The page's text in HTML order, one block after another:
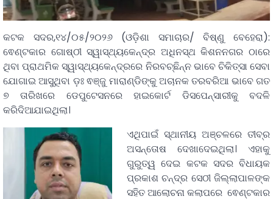
କଟକ ସଦର,୧୪/୦୫/୨୦୨୬ (ଓଡ଼ିଶା ସମାଚାର/ ବିଷ୍ଣୁ ବେହେରା):
ଵେଣ୍ଟକାର ଗୋଷ୍ଠୀ ସ୍ୱାସ୍ଥ୍ୟକେନ୍ଦ୍ର ଅଧିନସ୍ଥ କିଶନନଗର ଠାରେ
ଥିବା ପ୍ରାଥମିକ ସ୍ୱାସ୍ଥ୍ୟକେନ୍ଦ୍ରରେ ନିରବଚ୍ଛିନ୍ନ ଭାବେ ଚିକିତ୍ସା ସେବା
ଯୋଗାଇ ଆସୁଥିବା ଡ଼ଃ ଵଞ୍ଜୁ ମାରାଣ୍ଡିଙ୍କୁ ଅଚାନକ ତରବରିଆ ଭାବେ ଗତ
୭ ତାରିଖରେ ଡେପୁଟେସନରେ ହାଇକୋର୍ଟ ଡିସପେନ୍ସାରୀକୁ ବଦଳି
କରିଦିଆଯାଇଥିଲା।
ଏଥିପାଇଁ ସ୍ଥାନୀୟ ଅଞ୍ଚଳରେ ତୀବ୍ର
ଅସନ୍ତୋଷ ଦେଖାଦେଇଥିଲା। ଏହାକୁ
ଗୁରୁତ୍ୱ ଦେଇ କଟକ ସଦର ବିଧାୟକ
ପ୍ରକାଶ ଚନ୍ଦ୍ର ସେଠୀ ଜିଲ୍ଲାପାଳଙ୍କ
ସହିତ ଆଲୋଚନା କଲାପରେ ଵେଣ୍ଟକାର